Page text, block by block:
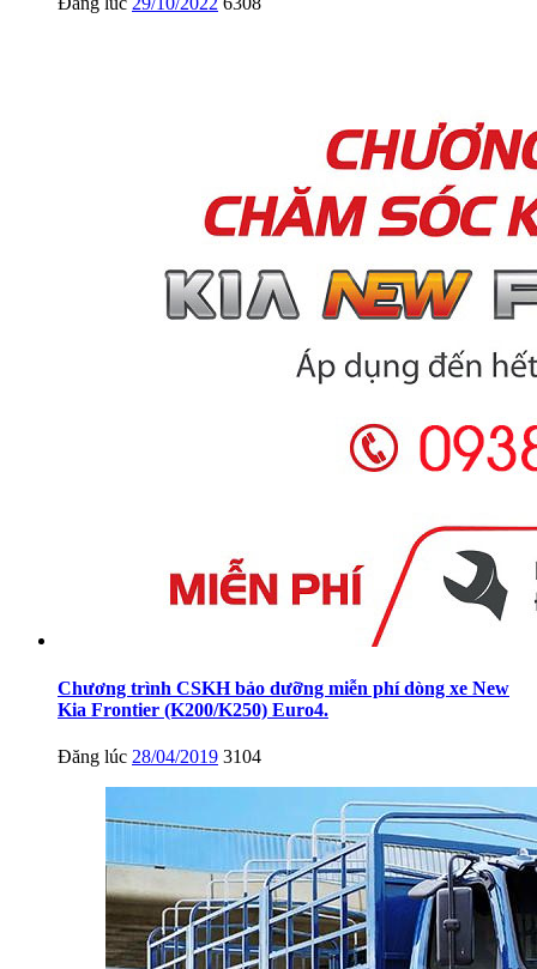
Chương trình CSKH bảo dưỡng miễn phí dòng xe New
Kia Frontier (K200/K250) Euro4.
Đăng lúc 28/04/2019 3104